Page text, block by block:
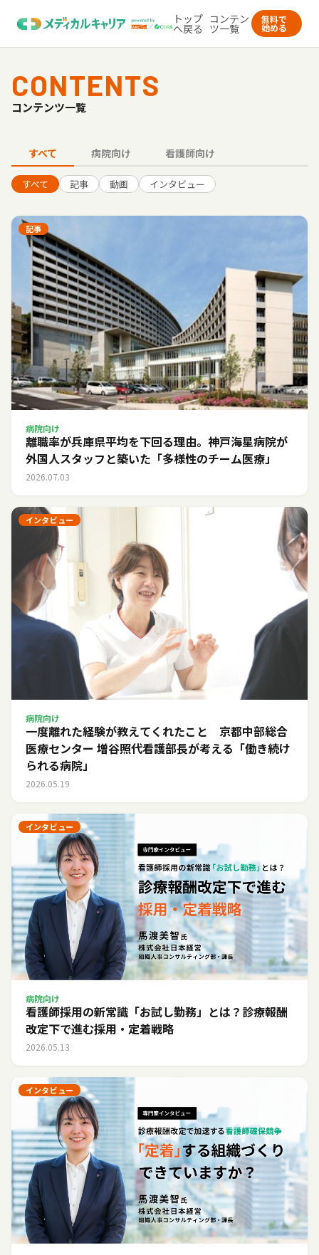
トップ
へ戻る
コンテン
ツ一覧
無料で
始める
CONTENTS
コンテンツ一覧
すべて 病院向け 看護師向け
すべて 記事 動画 インタビュー
記事
病院向け
離職率が兵庫県平均を下回る理由。神戸海星病院が
外国人スタッフと築いた「多様性のチーム医療」
2026.07.03
インタビュー
病院向け
一度離れた経験が教えてくれたこと 京都中部総合
医療センター 増谷照代看護部長が考える「働き続け
られる病院」
2026.05.19
インタビュー
病院向け
看護師採用の新常識「お試し勤務」とは？診療報酬
改定下で進む採用・定着戦略
2026.05.13
インタビュー